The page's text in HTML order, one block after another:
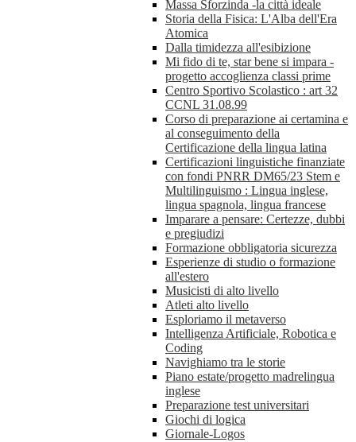
Massa Sforzinda -la città ideale
Storia della Fisica: L'Alba dell'Era
Atomica
Dalla timidezza all'esibizione
Mi fido di te, star bene si impara -
progetto accoglienza classi prime
Centro Sportivo Scolastico : art 32
CCNL 31.08.99
Corso di preparazione ai certamina e
al conseguimento della
Certificazione della lingua latina
Certificazioni linguistiche finanziate
con fondi PNRR DM65/23 Stem e
Multilinguismo : Lingua inglese,
lingua spagnola, lingua francese
Imparare a pensare: Certezze, dubbi
e pregiudizi
Formazione obbligatoria sicurezza
Esperienze di studio o formazione
all'estero
Musicisti di alto livello
Atleti alto livello
Esploriamo il metaverso
Intelligenza Artificiale, Robotica e
Coding
Navighiamo tra le storie
Piano estate/progetto madrelingua
inglese
Preparazione test universitari
Giochi di logica
Giornale-Logos